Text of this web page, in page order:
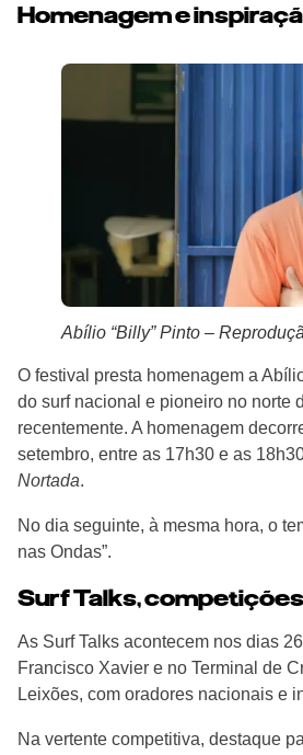
Homenagem e
Abílio “Billy” Pinto –
O festival presta homenagem a
do surf nacional e pioneiro no norte
recentemente. A homenagem
setembro, entre as 17h30 e as
Nortada.
No dia seguinte, à mesma hora, o
nas Ondas”.
Surf Talks,
As Surf Talks acontecem nos dias
Francisco Xavier e no Terminal de
Leixões, com oradores nacionais e
Na vertente competitiva, destaque